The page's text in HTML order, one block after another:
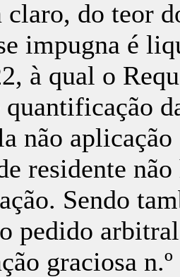
claro, do teor
impugna é
à qual o
quantificação
não
residente
Sendo
pedido
graciosa